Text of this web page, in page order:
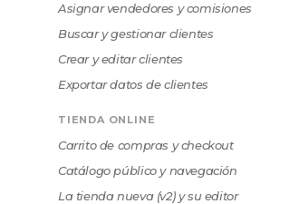
Asignar vendedores y comisiones
Buscar y gestionar clientes
Crear y editar clientes
Exportar datos de clientes
TIENDA ONLINE
Carrito de compras y checkout
Catálogo público y navegación
La tienda nueva (v2) y su editor